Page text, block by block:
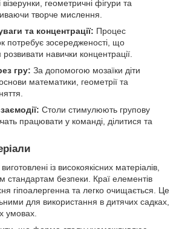
візерунки, геометричні фігури та
творче мислення.
та концентрації: Процес
потребує зосередженості, що
навички концентрації.
гру: За допомогою мозаїки діти
математики, геометрії та
Столи стимулюють групову
працювати у команді, ділитися та
із високоякісних матеріалів,
стандартам безпеки. Краї елементів
гіпоалергенна та легко очищається. Це
для використання в дитячих садках,
умовах.